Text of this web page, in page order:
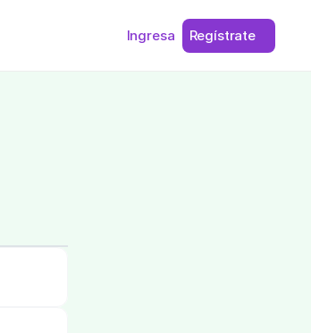
Ingresa Regístrate